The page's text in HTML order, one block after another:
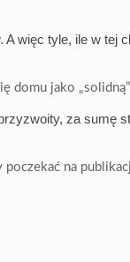
więc tyle, ile w tej
domu jako
za sumę
poczekać na